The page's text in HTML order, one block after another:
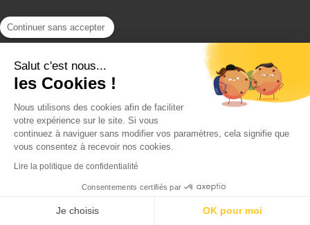
Continuer sans accepter
Salut c'est nous...
les Cookies !
Nous utilisons des cookies afin de faciliter
votre expérience sur le site. Si vous
continuez à naviguer sans modifier vos paramètres, cela signifie que
vous consentez à recevoir nos cookies.
Lire la politique de confidentialité
Consentements certifiés par
Je choisis OK pour moi
PAS ENCORE DE COMPTE ?
INSCRIVEZ-VOUS